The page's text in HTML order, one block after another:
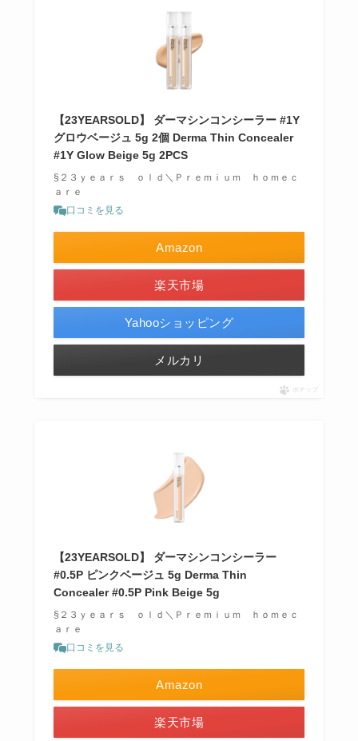
【23YEARSOLD】 ダーマシンコンシーラー #1Y
グロウベージュ 5g 2個 Derma Thin Concealer
#1Y Glow Beige 5g 2PCS
§２３ｙｅａｒｓ ｏｌｄ＼Ｐｒｅｍｉｕｍ ｈｏｍｅｃ
ａｒｅ
口コミを見る
Amazon
楽天市場
Yahooショッピング
メルカリ
ポチップ
【23YEARSOLD】 ダーマシンコンシーラー
#0.5P ピンクベージュ 5g Derma Thin
Concealer #0.5P Pink Beige 5g
§２３ｙｅａｒｓ ｏｌｄ＼Ｐｒｅｍｉｕｍ ｈｏｍｅｃ
ａｒｅ
口コミを見る
Amazon
楽天市場